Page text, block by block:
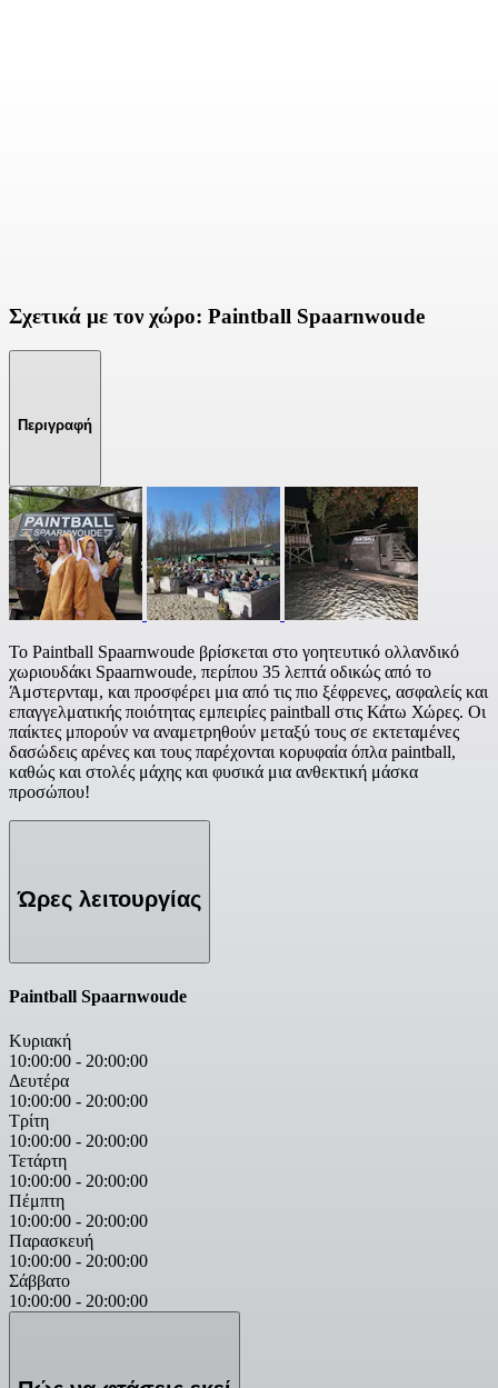
Σχετικά με τον χώρο: Paintball Spaarnwoude
Περιγραφή
Το Paintball Spaarnwoude βρίσκεται στο γοητευτικό ολλανδικό
χωριουδάκι Spaarnwoude, περίπου 35 λεπτά οδικώς από το
Άμστερνταμ, και προσφέρει μια από τις πιο ξέφρενες, ασφαλείς και
επαγγελματικής ποιότητας εμπειρίες paintball στις Κάτω Χώρες. Οι
παίκτες μπορούν να αναμετρηθούν μεταξύ τους σε εκτεταμένες
δασώδεις αρένες και τους παρέχονται κορυφαία όπλα paintball,
καθώς και στολές μάχης και φυσικά μια ανθεκτική μάσκα
προσώπου!
Ώρες λειτουργίας
Paintball Spaarnwoude
Κυριακή
10:00:00 - 20:00:00
Δευτέρα
10:00:00 - 20:00:00
Τρίτη
10:00:00 - 20:00:00
Τετάρτη
10:00:00 - 20:00:00
Πέμπτη
10:00:00 - 20:00:00
Παρασκευή
10:00:00 - 20:00:00
Σάββατο
10:00:00 - 20:00:00